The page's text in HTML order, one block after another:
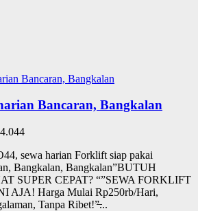
Bancaran, Bangkalan
sewa harian Forklift siap pakai
Bangkalan, Bangkalan”BUTUH
SUPER CEPAT? “”SEWA FORKLIFT
AJA! Harga Mulai Rp250rb/Hari,
Tanpa Ribet!”̶...